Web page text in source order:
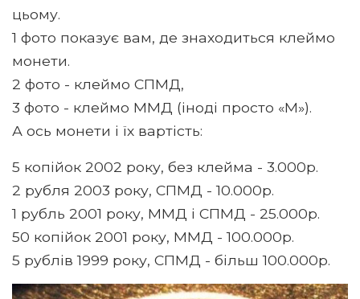
цьому.
1 фото показує вам, де знаходиться клеймо
монети.
2 фото - клеймо СПМД,
3 фото - клеймо ММД (іноді просто «М»).
А ось монети і їх вартість:
5 копійок 2002 року, без клейма - 3.000р.
2 рубля 2003 року, СПМД - 10.000р.
1 рубль 2001 року, ММД і СПМД - 25.000р.
50 копійок 2001 року, ММД - 100.000р.
5 рублів 1999 року, СПМД - більш 100.000р.